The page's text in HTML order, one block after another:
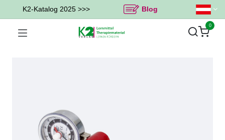
K2-Katalog 2025 >>> Blog
0